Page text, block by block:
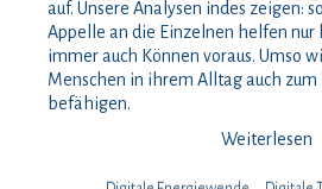
auf. Unsere Analysen indes zeigen:
Appelle an die Einzelnen helfen nur
immer auch Können voraus. Umso
Menschen in ihrem Alltag auch zum
befähigen.
Weiterlesen